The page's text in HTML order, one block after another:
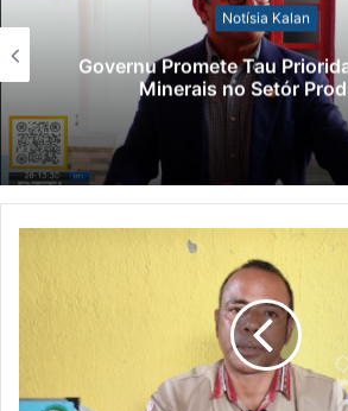
Notísia Kalan
Governu Promete Tau
Minerais no Setór